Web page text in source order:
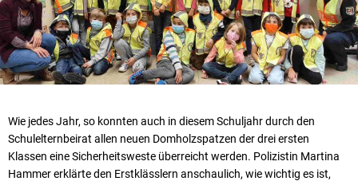
Wie jedes Jahr, so konnten auch in diesem Schuljahr durch den
Schulelternbeirat allen neuen Domholzspatzen der drei ersten
Klassen eine Sicherheitsweste überreicht werden. Polizistin Martina
Hammer erklärte den Erstklässlern anschaulich, wie wichtig es ist,